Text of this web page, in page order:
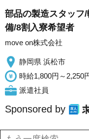
部品の製造スタッフ
備/8割入寮希望者
move on株式会社
静岡県 浜松市
時給1,800円～2,250
派遣社員
Sponsored by